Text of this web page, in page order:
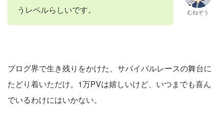
うレベルらしいです。
むねぞう
ブログ界で生き残りをかけた、サバイバルレースの舞台に
たどり着いただけ。1万PVは嬉しいけど、いつまでも喜ん
でいるわけにはいかない。